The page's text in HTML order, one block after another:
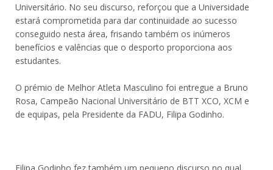
Universitário. No seu discurso, reforçou que a Universidade
estará comprometida para dar continuidade ao sucesso
conseguido nesta área, frisando também os inúmeros
benefícios e valências que o desporto proporciona aos
estudantes.
O prémio de Melhor Atleta Masculino foi entregue a Bruno
Rosa, Campeão Nacional Universitário de BTT XCO, XCM e
de equipas, pela Presidente da FADU, Filipa Godinho.